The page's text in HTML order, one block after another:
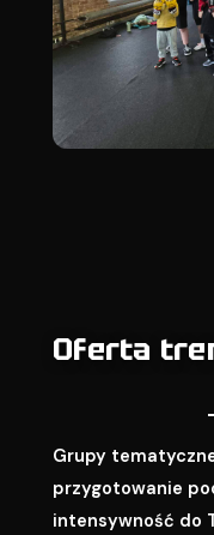
Oferta
Grupy
przygotowanie
intensywność do